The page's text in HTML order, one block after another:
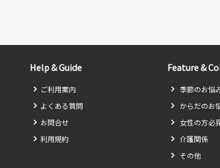
Help & Guide
ご利用案内
よくある質問
お問合せ
利用規約
Feature &
季節のお悩
からだのお
女性の方必
介護関係
その他